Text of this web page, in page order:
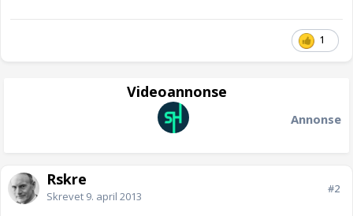
1
Videoannonse
Annonse
Rskre
Skrevet 9. april 2013
#2